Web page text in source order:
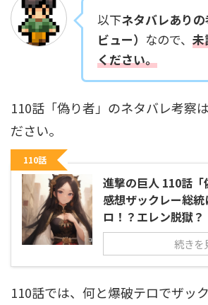
以下ネタバレあり
ビュー） なので、 未
ください。
110話「偽り者」のネタバレ考察
ださい。
110話
進撃の巨人 110話
感想ザックレー総統
ロ！？エレン脱獄？
続きを
110話では、何と爆破テロでザッ